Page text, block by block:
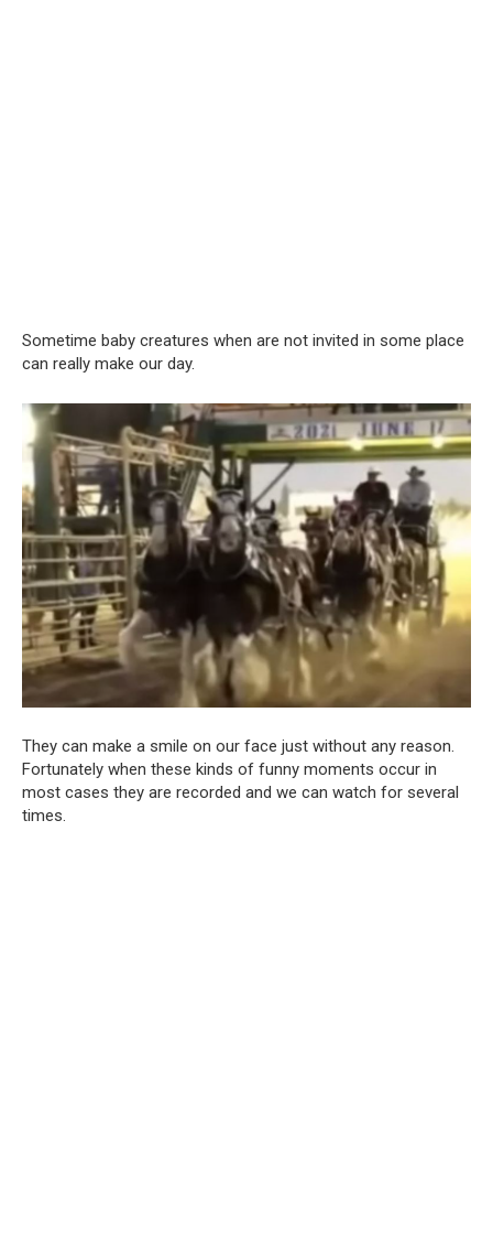
Sometime baby creatures when are not invited in some place
can really make our day.
They can make a smile on our face just without any reason.
Fortunately when these kinds of funny moments occur in
most cases they are recorded and we can watch for several
times.